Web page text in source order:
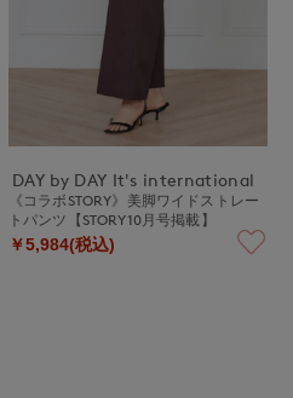
DAY by DAY It's international
《コラボSTORY》美脚ワイドストレー
トパンツ【STORY10月号掲載】
￥5,984(税込)